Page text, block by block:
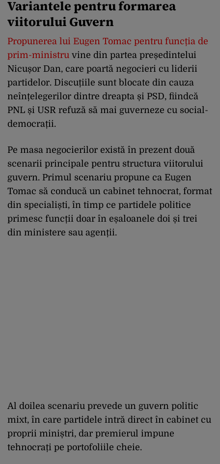
Variantele pentru formarea
viitorului Guvern
Propunerea lui Eugen Tomac pentru funcția de
prim-ministru vine din partea președintelui
Nicușor Dan, care poartă negocieri cu liderii
partidelor. Discuțiile sunt blocate din cauza
neînțelegerilor dintre dreapta și PSD, fiindcă
PNL și USR refuză să mai guverneze cu social-
democrații.
Pe masa negocierilor există în prezent două
scenarii principale pentru structura viitorului
guvern. Primul scenariu propune ca Eugen
Tomac să conducă un cabinet tehnocrat, format
din specialiști, în timp ce partidele politice
primesc funcții doar în eșaloanele doi și trei
din ministere sau agenții.
Al doilea scenariu prevede un guvern politic
mixt, în care partidele intră direct în cabinet cu
proprii miniștri, dar premierul impune
tehnocrați pe portofoliile cheie.